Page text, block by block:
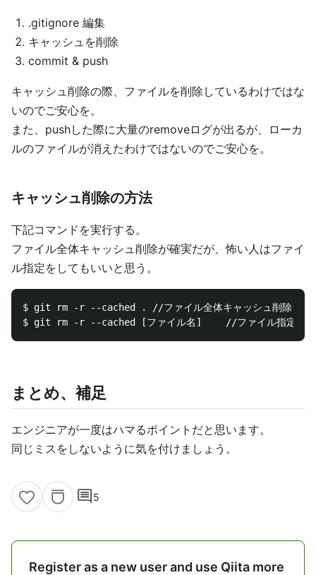
.gitignore 編集
キャッシュを削除
commit & push
キャッシュ削除の際、ファイルを削除しているわけではな
いのでご安心を。
また、pushした際に大量のremoveログが出るが、ローカ
ルのファイルが消えたわけではないのでご安心を。
キャッシュ削除の方法
下記コマンドを実行する。
ファイル全体キャッシュ削除が確実だが、怖い人はファイ
ル指定をしてもいいと思う。
$ git rm -r --cached . //ファイル全体キャッシュ削除
まとめ、補足
エンジニアが一度はハマるポイントだと思います。
同じミスをしないように気を付けましょう。
comment5
Register as a new user and use Qiita more